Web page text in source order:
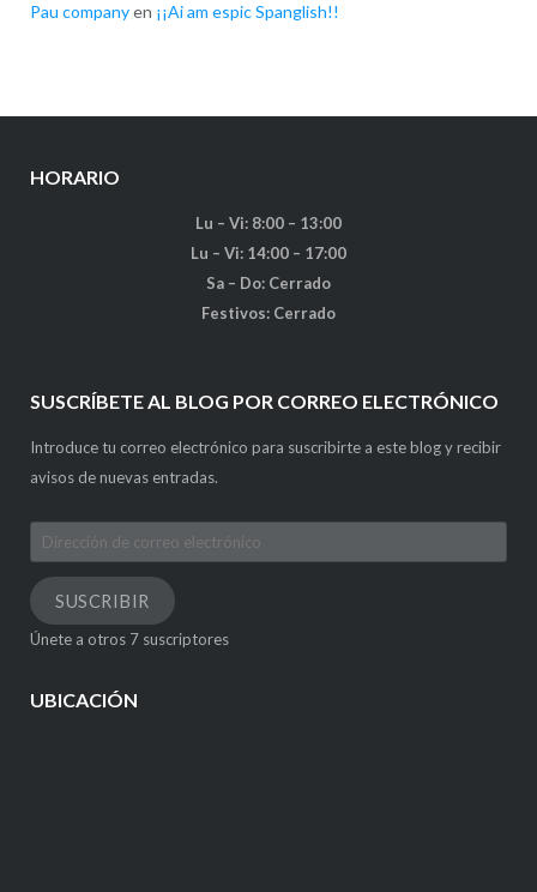
Pau companyen ¡¡Ai am espic Spanglish!!
HORARIO
Lu – Vi: 8:00 – 13:00
Lu – Vi: 14:00 – 17:00
Sa – Do: Cerrado
Festivos: Cerrado
SUSCRÍBETE AL BLOG POR CORREO ELECTRÓNICO
Introduce tu correo electrónico para suscribirte a este blog y recibir
avisos de nuevas entradas.
Dirección
de
correo
electrónico
SUSCRIBIR
Únete a otros 7 suscriptores
UBICACIÓN